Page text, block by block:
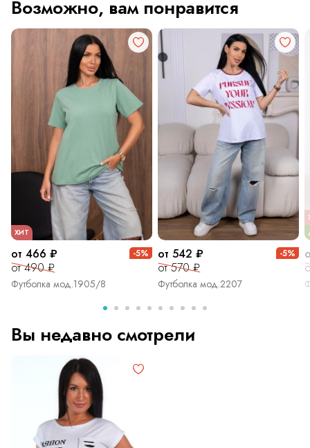
Возможно, вам понравится
ХИТ
от 466 ₽
от 490 ₽
-5%
Футболка мод.1905/8
от 542 ₽
от 570 ₽
-5%
Футболка мод.2207
Вы недавно смотрели